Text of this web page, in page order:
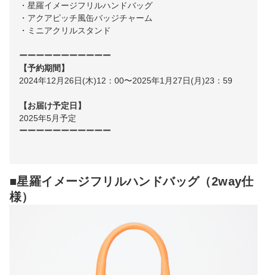
・星羅イメージフリルハンドバッグ
・アクアピッチ風缶バッジチャーム
・ミニアクリルスタンド
ーーーーーーーーーーー
【予約期間】
2024年12月26日(木)12：00〜2025年1月27日(月)23：59
【お届け予定日】
2025年5月予定
ーーーーーーーーーーー
■星羅イメージフリルハンドバッグ（2way仕
様）